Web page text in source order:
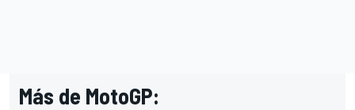
Más de MotoGP: